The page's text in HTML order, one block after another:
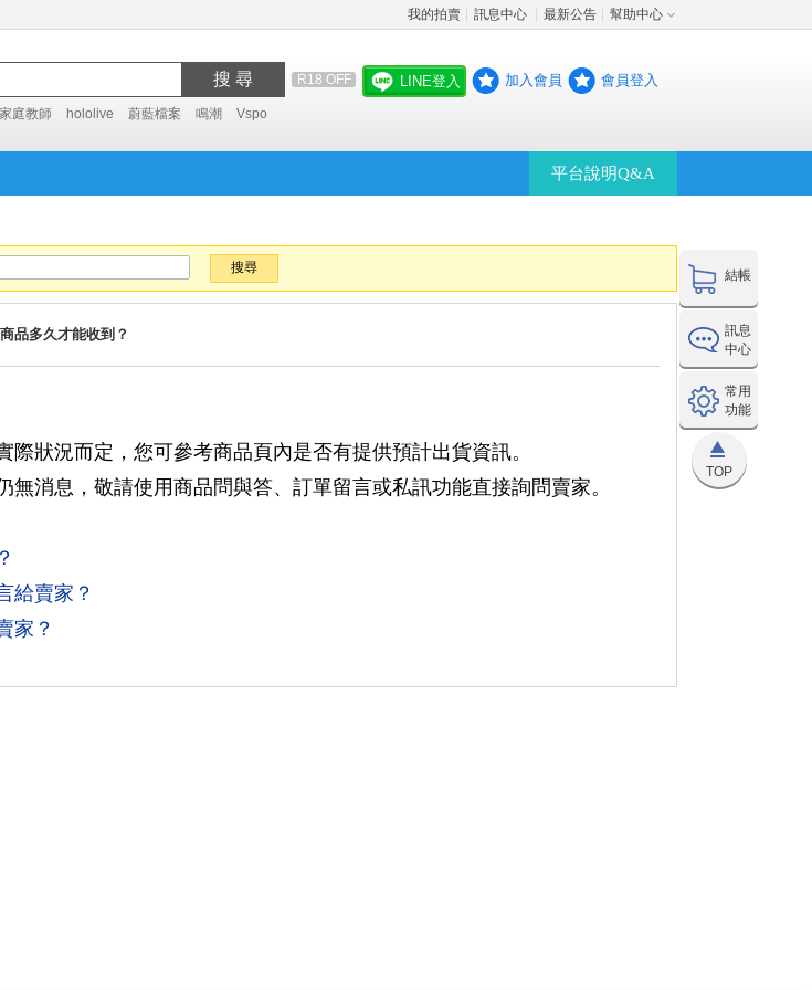
我的拍賣 訊息中心 最新公告 幫助中心
搜 尋 R18 OFF
家庭教師 hololive 蔚藍檔案 鳴潮 Vspo
LINE登入 加入會員 會員登入
平台說明Q&A
結帳
訊息
中心
常用
功能
TOP
搜尋
品多久才能收到？
際狀況而定，您可參考商品頁內是否有提供預計出貨資訊。
無消息，敬請使用商品問與答、訂單留言或私訊功能直接詢問賣家。
給賣家？
家？